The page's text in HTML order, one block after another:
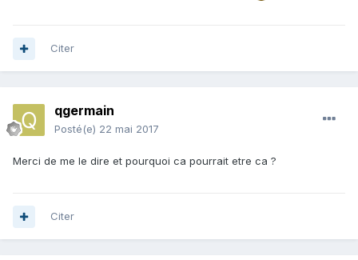
Citer
qgermain
Posté(e) 22 mai 2017
Merci de me le dire et pourquoi ca pourrait etre ca ?
Citer